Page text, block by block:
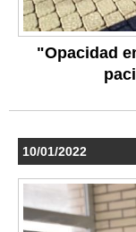
"Opacidad
10/01/2022